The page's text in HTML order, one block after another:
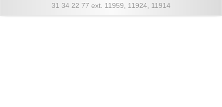
31 34 22 77 ext. 11959, 11924, 11914